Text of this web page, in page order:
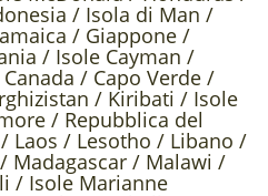
/ Isola di Man /
/ Giappone /
/ Isole Cayman /
Canada / Capo Verde /
/ Kiribati / Isole
/ Repubblica del
Laos / Lesotho / Libano /
Madagascar / Malawi /
/ Isole Marianne